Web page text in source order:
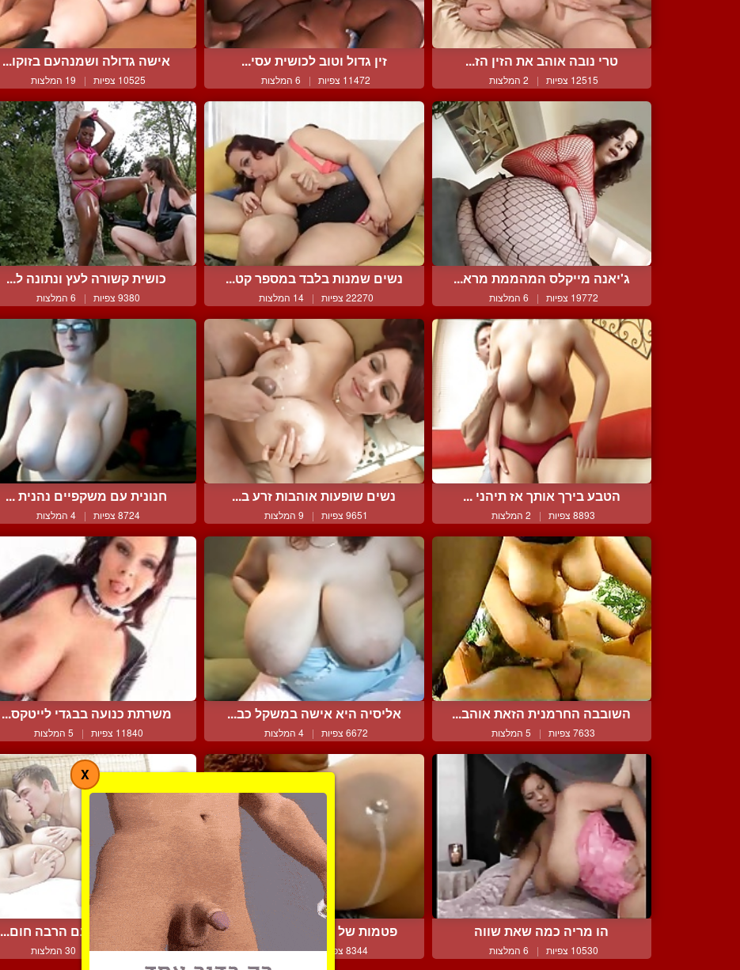
טרי נובה אוהב את הזין הז...
12515 צפיות | 2 המלצות
זין גדול וטוב לכושית עסי...
11472 צפיות | 6 המלצות
אישה גדולה ושמנהעם בזוקו...
10525 צפיות | 19 המלצות
ג'יאנה מייקלס המהממת מרא...
19772 צפיות | 6 המלצות
נשים שמנות בלבד במספר קט...
22270 צפיות | 14 המלצות
כושית קשורה לעץ ונתונה ל...
9380 צפיות | 6 המלצות
הטבע בירך אותך אז תיהני ...
8893 צפיות | 2 המלצות
נשים שופעות אוהבות זרע ב...
9651 צפיות | 9 המלצות
חנונית עם משקפיים נהנית ...
8724 צפיות | 4 המלצות
השובבה החרמנית הזאת אוהב...
7633 צפיות | 5 המלצות
אליסיה היא אישה במשקל כב...
6672 צפיות | 4 המלצות
משרתת כנועה בבגדי לייטקס...
11840 צפיות | 5 המלצות
הו מריה כמה שאת שווה
10530 צפיות | 6 המלצות
פטמות של כושית מזילים חל...
8344 צפיות | 4 המלצות
סקס על הבוקר עם הרבה חום...
59603 צפיות | 30 המלצות
X